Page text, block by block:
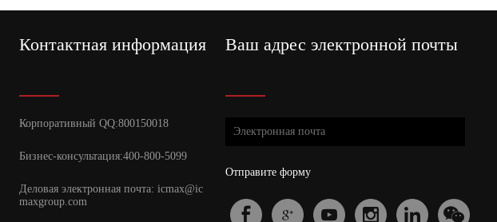
Контактная информация
Корпоративный QQ:800150018
Бизнес-консультация:400-800-5099
Деловая электронная почта: icmax@ic
maxgroup.com
Ваш адрес электронной почты
Отправите форму